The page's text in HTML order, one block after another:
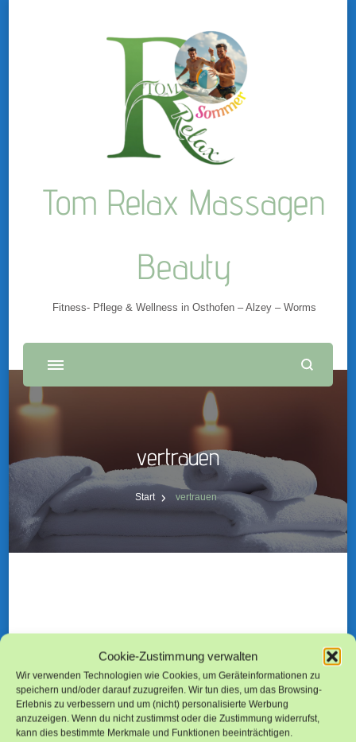
Cookie-Zustimmung verwalten
Wir verwenden Technologien wie Cookies, um Geräteinformationen zu
speichern und/oder darauf zuzugreifen. Wir tun dies, um das Browsing-
Erlebnis zu verbessern und um (nicht) personalisierte Werbung
anzuzeigen. Wenn du nicht zustimmst oder die Zustimmung widerrufst,
kann dies bestimmte Merkmale und Funktionen beeinträchtigen.
Tom Relax Massagen
Beauty
Fitness- Pflege & Wellness in Osthofen – Alzey – Worms
vertrauen
Start vertrauen
Nichts gefunden
Das Gesuchte konnte leider nicht gefunden werden.
Vielleicht hilft die Suchfunktion.